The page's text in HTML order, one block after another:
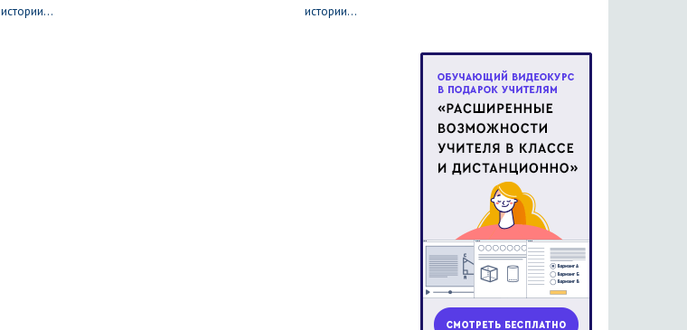
истории...
истории...